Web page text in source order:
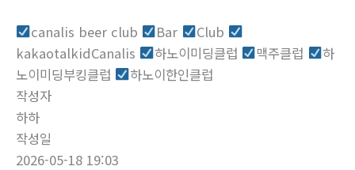
canalis beer club
Bar
Club
kakaotalkidCanalis
하노이미딩클럽 맥주클럽
하
노이미딩부킹클럽
하노이한인클럽
작성자
하하
작성일
2026-05-18 19:03